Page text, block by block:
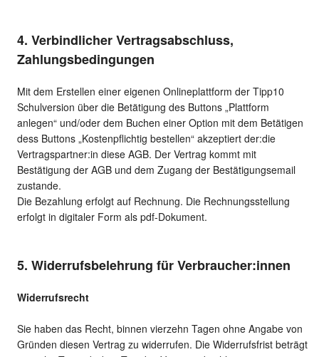
4. Verbindlicher Vertragsabschluss,
Zahlungsbedingungen
Mit dem Erstellen einer eigenen Onlineplattform der Tipp10
Schulversion über die Betätigung des Buttons „Plattform
anlegen“ und/oder dem Buchen einer Option mit dem Betätigen
dess Buttons „Kostenpflichtig bestellen“ akzeptiert der:die
Vertragspartner:in diese AGB. Der Vertrag kommt mit
Bestätigung der AGB und dem Zugang der Bestätigungsemail
zustande.
Die Bezahlung erfolgt auf Rechnung. Die Rechnungsstellung
erfolgt in digitaler Form als pdf-Dokument.
5. Widerrufsbelehrung für Verbraucher:innen
Widerrufsrecht
Sie haben das Recht, binnen vierzehn Tagen ohne Angabe von
Gründen diesen Vertrag zu widerrufen. Die Widerrufsfrist beträgt